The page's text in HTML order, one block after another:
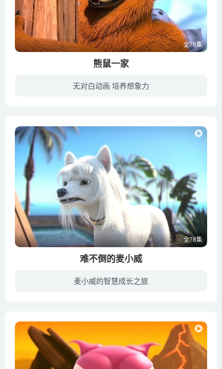
第75集 可疑的邻居
第76集 外太空黄瓜
第77集 给塔可可投票
第78集 上电视
全78集
熊鼠一家
无对白动画 培养想象力
全78集
难不倒的麦小威
麦小威的智慧成长之旅